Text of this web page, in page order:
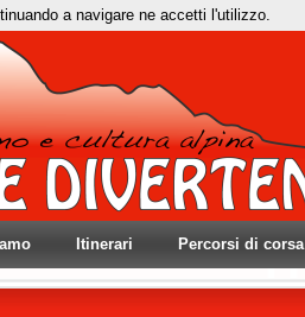
a navigare ne accetti l'utilizzo.
Itinerari Percorsi di corsa